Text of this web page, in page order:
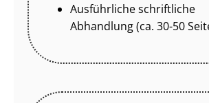
Ausführliche schriftliche
Abhandlung (ca. 30-50